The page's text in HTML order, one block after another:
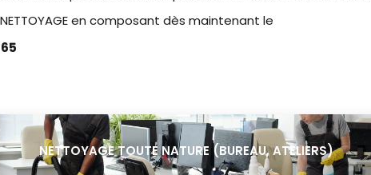
en composant dès maintenant le
NETTOYAGE TOUTE NATURE (BUREAU, ATELIERS)